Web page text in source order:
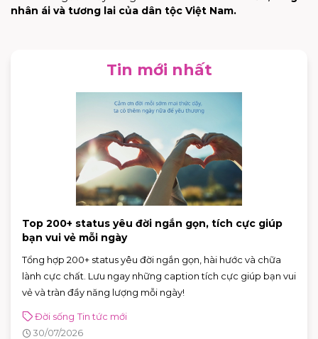
nhân ái và tương lai của dân tộc Việt Nam.
Tin mới nhất
Top 200+ status yêu đời ngắn gọn, tích cực giúp
bạn vui vẻ mỗi ngày
Tổng hợp 200+ status yêu đời ngắn gọn, hài hước và chữa
lành cực chất. Lưu ngay những caption tích cực giúp bạn vui
vẻ và tràn đầy năng lượng mỗi ngày!
Đời sống Tin tức mới
30/07/2026